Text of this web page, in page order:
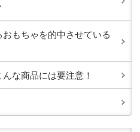
もちゃを的中させている
な商品には要注意！